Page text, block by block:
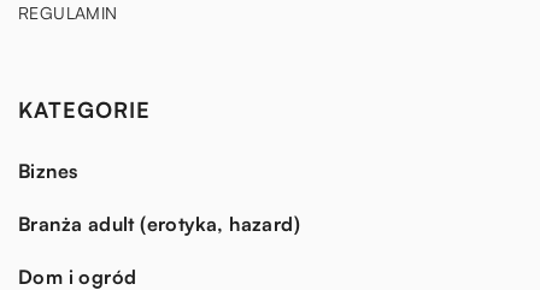
REGULAMIN
KATEGORIE
Biznes
Branża adult (erotyka, hazard)
Dom i ogród